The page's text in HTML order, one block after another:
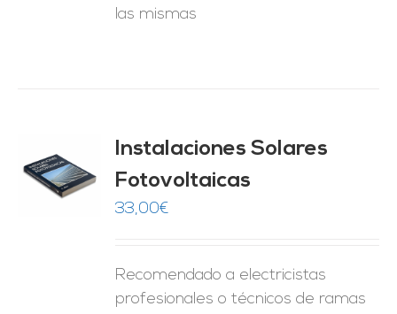
las mismas
Instalaciones Solares
Fotovoltaicas
33,00€
Recomendado a electricistas
profesionales o técnicos de ramas